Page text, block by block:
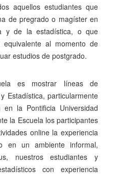
aquellos estudiantes que
de pregrado o magíster en
y de la estadística, o que
al momento de
estudios de postgrado.
es mostrar líneas de
Estadística, particularmente
la Pontificia Universidad
la Escuela los participantes
online la experiencia
en un ambiente informal,
nuestros estudiantes y
con experiencia